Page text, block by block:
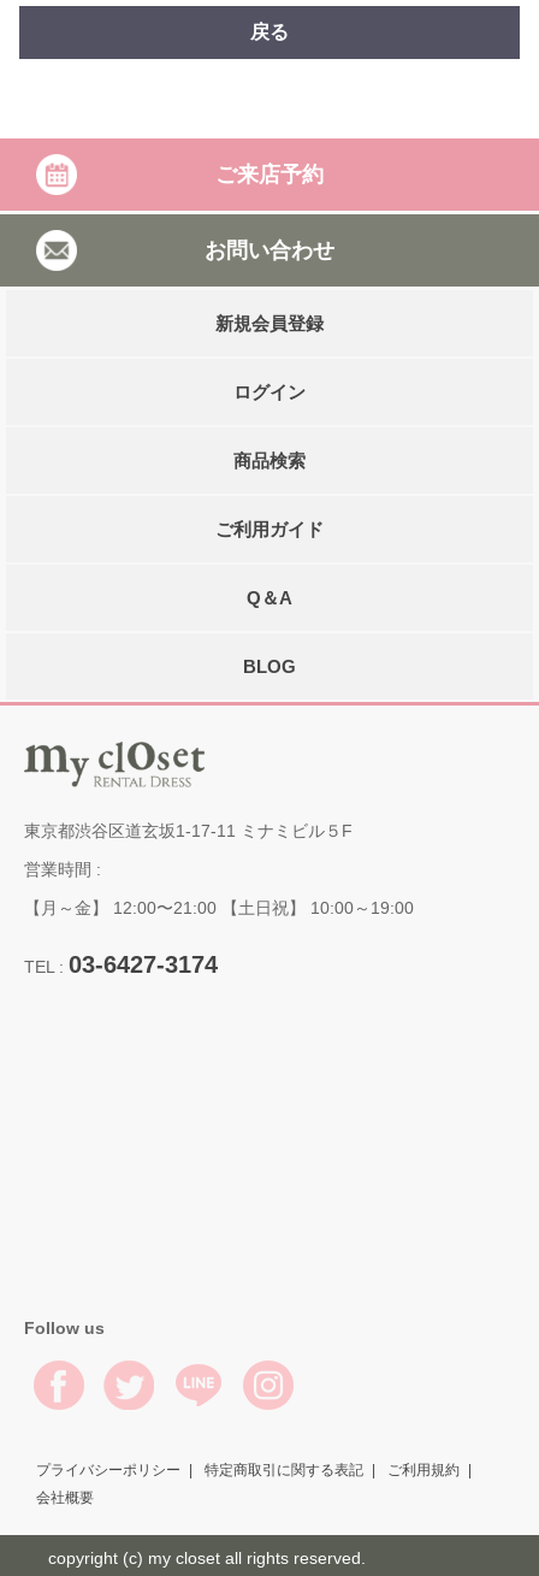
戻る
ご来店予約
お問い合わせ
新規会員登録
ログイン
商品検索
ご利用ガイド
Q＆A
BLOG
東京都渋谷区道玄坂1-17-11 ミナミビル５F
営業時間 :
【月～金】 12:00〜21:00 【土日祝】 10:00～19:00
TEL : 03-6427-3174
Follow us
プライバシーポリシー 特定商取引に関する表記
ご利用規約
会社概要
copyright (c) my closet all rights reserved.